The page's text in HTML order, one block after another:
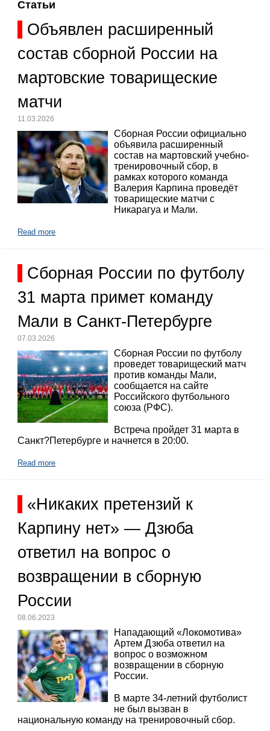
Статьи
Объявлен расширенный
состав сборной России на
мартовские товарищеские
матчи
11.03.2026
Сборная России официально
объявила расширенный
состав на мартовский учебно-
тренировочный сбор, в
рамках которого команда
Валерия Карпина проведёт
товарищеские матчи с
Никарагуа и Мали.
Read more
Сборная России по футболу
31 марта примет команду
Мали в Санкт-Петербурге
07.03.2026
Сборная России по футболу
проведет товарищеский матч
против команды Мали,
сообщается на сайте
Российского футбольного
союза (РФС).
Встреча пройдет 31 марта в
Санкт?Петербурге и начнется в 20:00.
Read more
«Никаких претензий к
Карпину нет» — Дзюба
ответил на вопрос о
возвращении в сборную
России
08.06.2023
Нападающий «Локомотива»
Артем Дзюба ответил на
вопрос о возможном
возвращении в сборную
России.
В марте 34-летний футболист
не был вызван в
национальную команду на тренировочный сбор.